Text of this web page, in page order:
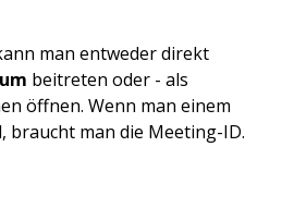
man entweder direkt
beitreten oder - als
öffnen. Wenn man einem
braucht man die Meeting-ID.